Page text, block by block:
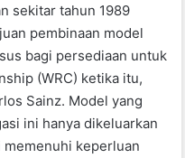
sekitar tahun 1989
pembinaan model
bagi persediaan untuk
(WRC) ketika itu,
Sainz. Model yang
ini hanya dikeluarkan
memenuhi keperluan